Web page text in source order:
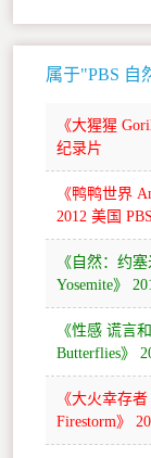
属于"PBS 自
《大猩猩
纪录片
《鸭鸭世界
2012 美国
《自然：约
Yosemite》
《性感 谎言
Butterflies》
《大火幸存
Firestorm》